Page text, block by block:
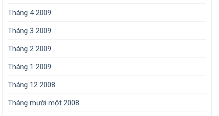
Tháng 4 2009
Tháng 3 2009
Tháng 2 2009
Tháng 1 2009
Tháng 12 2008
Tháng mười một 2008